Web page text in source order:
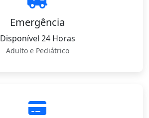
Emergência
Disponível 24 Horas
Adulto e Pediátrico